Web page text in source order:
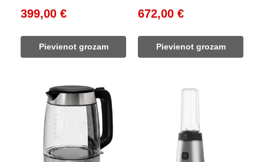
Original
was:
525,00 €.
399,00 €Current
Pievienot grozam
Original
was:
903,00 €.
672,00 €Current
Pievienot grozam